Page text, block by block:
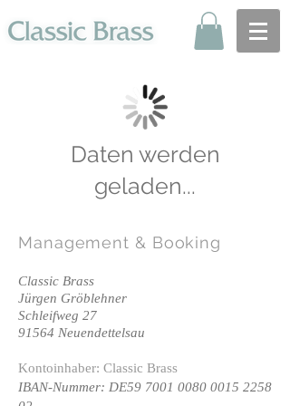
Daten werden
geladen...
Management & Booking
Classic Brass
Jürgen Gröblehner
Schleifweg 27
91564 Neuendettelsau
Kontoinhaber: Classic Brass
IBAN-Nummer: DE59 7001 0080 0015 2258